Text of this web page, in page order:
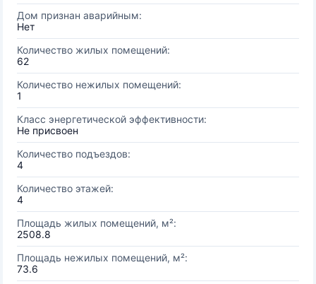
Дом признан аварийным:
Нет
Количество жилых помещений:
62
Количество нежилых помещений:
1
Класс энергетической эффективности:
Не присвоен
Количество подъездов:
4
Количество этажей:
4
Площадь жилых помещений, м²:
2508.8
Площадь нежилых помещений, м²:
73.6